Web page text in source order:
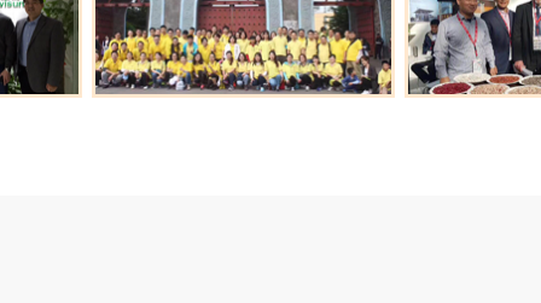
营业执照 江苏省农产品进出口企